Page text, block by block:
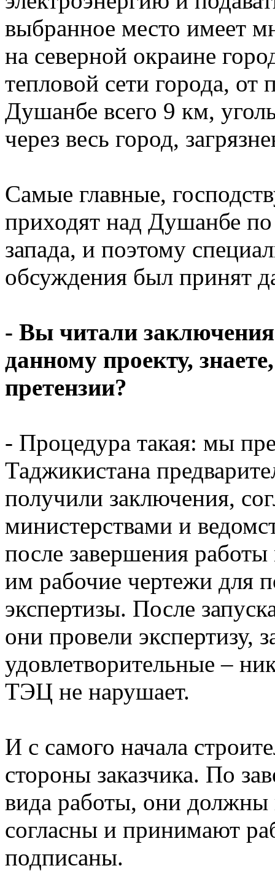
выбранное место имеет
на северной окраине
тепловой сети города,
Душанбе всего 9 км,
через весь город,
Самые главные,
приходят над Душанбе
запада, и поэтому
обсуждения был принят
- Вы читали
данному проекту,
претензии?
- Процедура такая: мы
Таджикистана
получили заключения,
министерствами и
после завершения
им рабочие чертежи для
экспертизы. После
они провели экспертизу,
удовлетворительные –
ТЭЦ не нарушает.
И с самого начала
стороны заказчика. По
вида работы, они должны
согласны и принимают
подписаны.